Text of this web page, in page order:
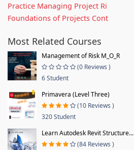
Practice Managing Project Ri
Foundations of Projects Cont
Most Related Courses
Management of Risk M_O_R
(0 Reviews )
6 Student
Primavera (Level Three)
(10 Reviews )
320 Student
Learn Autodesk Revit Structure...
(84 Reviews )